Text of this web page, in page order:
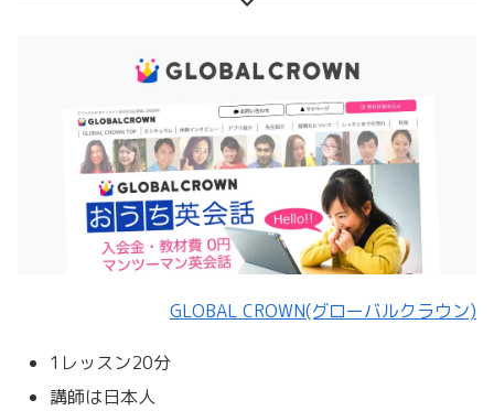
GLOBAL CROWN(グローバルクラウン)
1レッスン20分
講師は日本人